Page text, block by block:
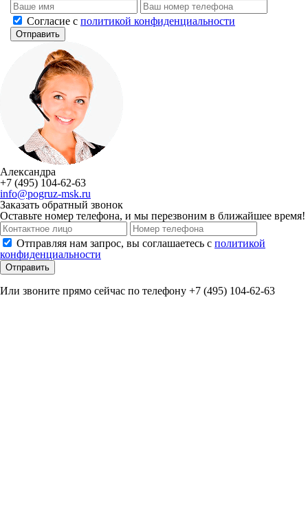
Cогласие с политикой конфиденциальности
Отправить
Александра
+7 (495) 104-62-63
info@pogruz-msk.ru
Заказать обратный звонок
Оставьте номер телефона, и мы перезвоним в ближайшее время!
Отправляя нам запрос, вы соглашаетесь с политикой
конфиденциальности
Отправить
Или звоните прямо сейчас по телефону +7 (495) 104-62-63